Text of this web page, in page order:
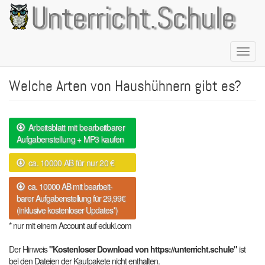
Direkt
zum
Inhalt
Unterricht.Schule
Welche Arten von Haushühnern gibt es?
Arbeitsblatt mit bearbeitbarer
Aufgabenstellung + MP3 kaufen
ca. 10000 AB für nur 20 €
ca. 10000 AB mit bearbeit-
barer Aufgabenstellung für 29,99€
(inklusive kostenloser Updates*)
* nur mit einem Account auf eduki.com
Der Hinweis"Kostenloser Download von https://unterricht.schule"ist
bei den Dateien der Kaufpakete nicht enthalten.